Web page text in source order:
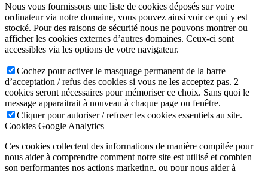
Nous vous fournissons une liste de cookies déposés sur votre
ordinateur via notre domaine, vous pouvez ainsi voir ce qui y est
stocké. Pour des raisons de sécurité nous ne pouvons montrer ou
afficher les cookies externes d’autres domaines. Ceux-ci sont
accessibles via les options de votre navigateur.
Cochez pour activer le masquage permanent de la barre
d’acceptation / refus des cookies si vous ne les acceptez pas. 2
cookies seront nécessaires pour mémoriser ce choix. Sans quoi le
message apparaitrait à nouveau à chaque page ou fenêtre.
Cliquer pour autoriser / refuser les cookies essentiels au site.
Cookies Google Analytics
Ces cookies collectent des informations de manière compilée pour
nous aider à comprendre comment notre site est utilisé et combien
son performantes nos actions marketing, ou pour nous aider à